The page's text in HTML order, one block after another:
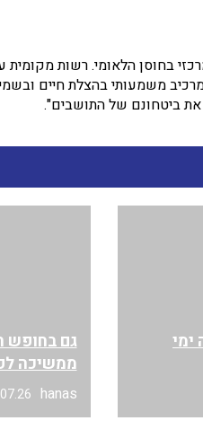
בחוסן הלאומי. רשות
משמעותי בהצלת חיים
את ביטחונם של התושבים".
גם בחופש
ממשיכה
hanas